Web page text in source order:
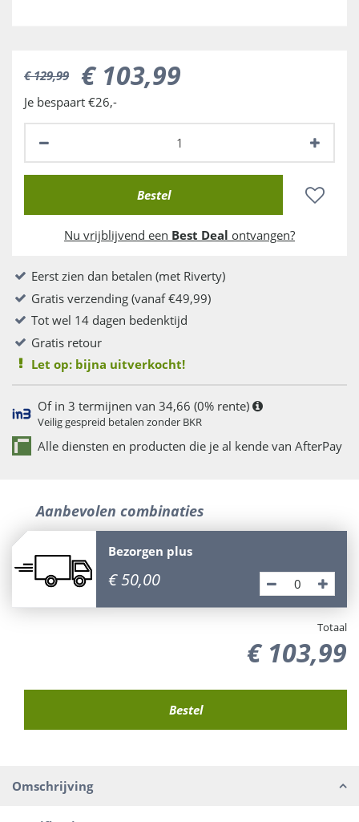
€ 129,99 € 103,99
Je bespaart €26,-
Nu vrijblijvend een Best Deal ontvangen?
Eerst zien dan betalen (met Riverty)
Gratis verzending (vanaf €49,99)
Tot wel 14 dagen bedenktijd
Gratis retour
Let op: bijna uitverkocht!
Of in 3 termijnen van 34,66 (0% rente)
Veilig gespreid betalen zonder BKR
Alle diensten en producten die je al kende van AfterPay
Aanbevolen combinaties
Bezorgen plus
€ 50,00
Totaal
€ 103,99
Omschrijving